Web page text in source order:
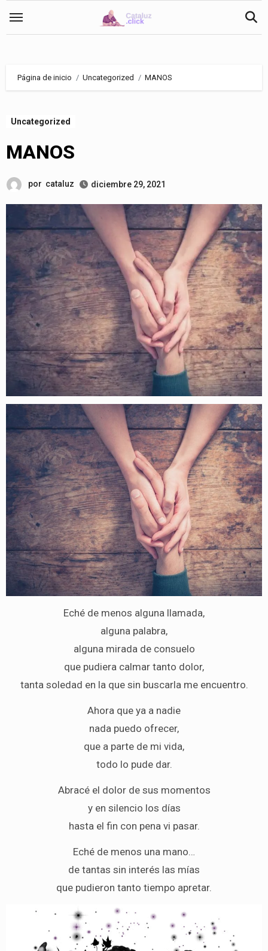
Página de inicio Uncategorized MANOS
Uncategorized
MANOS
por cataluz diciembre 29, 2021
Eché de menos alguna llamada,
alguna palabra,
alguna mirada de consuelo
que pudiera calmar tanto dolor,
tanta soledad en la que sin buscarla me encuentro.
Ahora que ya a nadie
nada puedo ofrecer,
que a parte de mi vida,
todo lo pude dar.
Abracé el dolor de sus momentos
y en silencio los días
hasta el fin con pena vi pasar.
Eché de menos una mano…
de tantas sin interés las mías
que pudieron tanto tiempo apretar.